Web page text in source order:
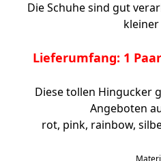
Die Schuhe sind gut
kleiner
Lieferumfang: 1
Diese tollen Hingucker
Angeboten
rot, pink, rainbow,